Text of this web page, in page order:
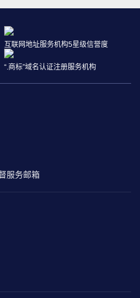
互联网地址服务机构5星级信誉度
“.商标”域名认证注册服务机构
服务邮箱